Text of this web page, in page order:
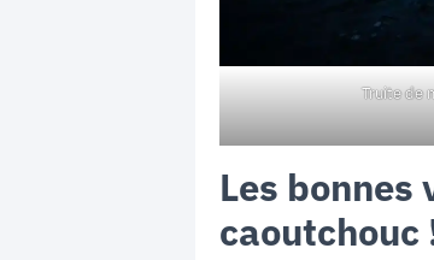
Truite de
Les
caoutchouc